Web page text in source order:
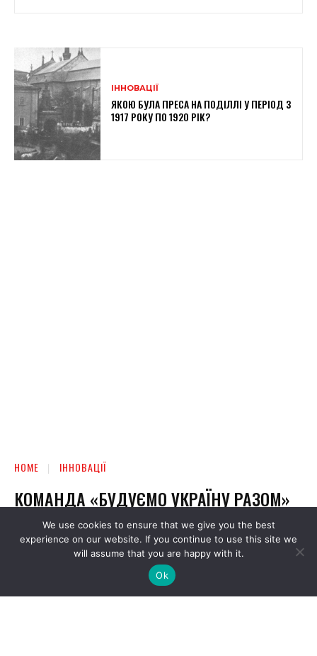
ІННОВАЦІЇ
ЯКОЮ БУЛА ПРЕСА НА ПОДІЛЛІ У ПЕРІОД З
1917 РОКУ ПО 1920 РІК?
We use cookies to ensure that we give you the best
experience on our website. If you continue to use this site we
will assume that you are happy with it.
Ok